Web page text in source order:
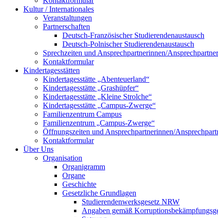
Kultur / Internationales
Veranstaltungen
Partnerschaften
Deutsch-Französischer Studierendenaustausch
Deutsch-Polnischer Studierendenaustausch
Sprechzeiten und Ansprechpartnerinnen/Ansprechpartner
Kontaktformular
Kindertagesstätten
Kindertagesstätte „Abenteuerland“
Kindertagesstätte „Grashüpfer“
Kindertagesstätte „Kleine Strolche“
Kindertagesstätte „Campus-Zwerge“
Familienzentrum Campus
Familienzentrum „Campus-Zwerge“
Öffnungszeiten und Ansprechpartnerinnen/
Kontaktformular
Über Uns
Organisation
Organigramm
Organe
Geschichte
Gesetzliche Grundlagen
Studierendenwerksgesetz NRW
Angaben gemäß